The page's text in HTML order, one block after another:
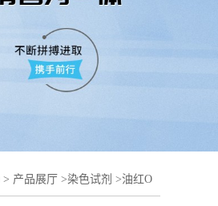
> 产品展厅 >染色试剂 >油红O